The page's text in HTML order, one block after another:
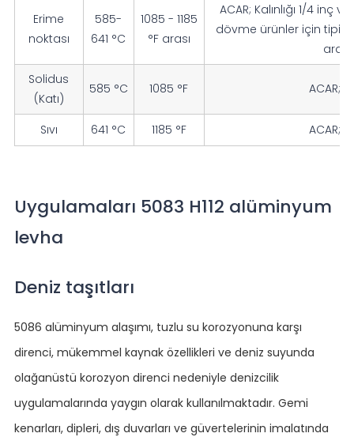
Erime
noktası
585-
641 °C
1085 - 1185
°F arası
ACAR; Kalınlığı 1/4 inç
dövme ürünler için tipik
aralık
Solidus
(Katı)
585 °C 1085 °F ACAR;
Sıvı 641 °C 1185 °F ACAR;
Uygulamaları 5083 H112 alüminyum
levha
Deniz taşıtları
5086 alüminyum alaşımı, tuzlu su korozyonuna karşı
direnci, mükemmel kaynak özellikleri ve deniz suyunda
olağanüstü korozyon direnci nedeniyle denizcilik
uygulamalarında yaygın olarak kullanılmaktadır. Gemi
kenarları, dipleri, dış duvarları ve güvertelerinin imalatında